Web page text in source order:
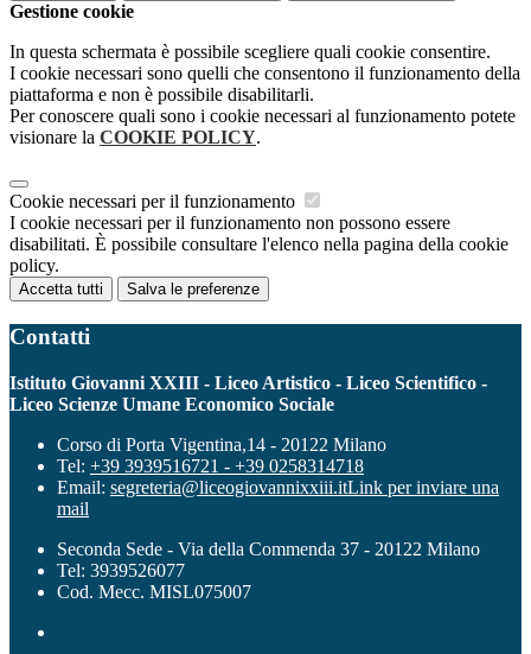
Gestione cookie
In questa schermata è possibile scegliere quali cookie consentire.
I cookie necessari sono quelli che consentono il funzionamento della
piattaforma e non è possibile disabilitarli.
Per conoscere quali sono i cookie necessari al funzionamento potete
visionare la COOKIE POLICY.
Cookie necessari per il funzionamento
I cookie necessari per il funzionamento non possono essere
disabilitati. È possibile consultare l'elenco nella pagina della cookie
policy.
Accetta tutti Salva le preferenze
Contatti
Istituto Giovanni XXIII - Liceo Artistico - Liceo Scientifico -
Liceo Scienze Umane Economico Sociale
Corso di Porta Vigentina,14 - 20122 Milano
Tel: +39 3939516721 - +39 0258314718
Email: segreteria@liceogiovannixxiii.itLink per inviare una
mail
Seconda Sede - Via della Commenda 37 - 20122 Milano
Tel: 3939526077
Cod. Mecc. MISL075007